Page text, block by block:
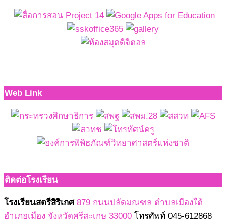
Web Link
ติดต่อโรงเรียน
โรงเรียนสตรีสิริเกศ 879 ถนนปลัดมณฑล ตำบลเมืองใต้
อำเภอเมือง จังหวัดศรีสะเกษ 33000 โทรศัพท์ 045-612868